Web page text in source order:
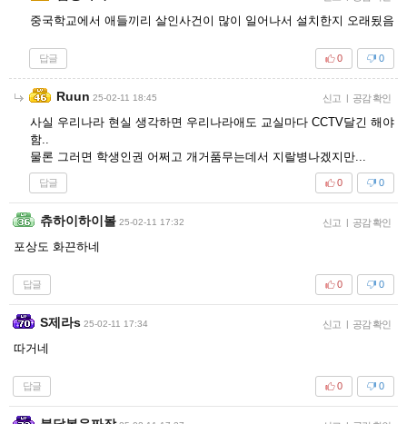
중국학교에서 애들끼리 살인사건이 많이 일어나서 설치한지 오래됬음
답글 0
0
Ruun 25-02-11 18:45 신고 | 공감 확인
사실 우리나라 현실 생각하면 우리나라애도 교실마다 CCTV달긴 해야
함..
물론 그러면 학생인권 어쩌고 개거품무는데서 지랄병나겠지만...
답글 0
0
츄하이하이볼 25-02-11 17:32 신고 | 공감 확인
포상도 화끈하네
답글 0
0
S제라s 25-02-11 17:34 신고 | 공감 확인
따거네
답글 0
0